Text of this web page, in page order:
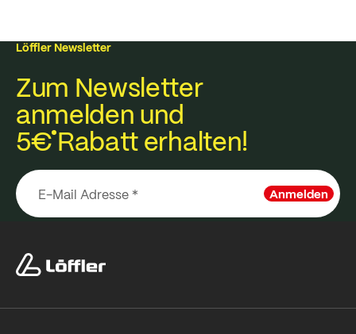
Löffler Newsletter
Zum Newsletter
anmelden und
5€Rabatt erhalten!
Anmelden